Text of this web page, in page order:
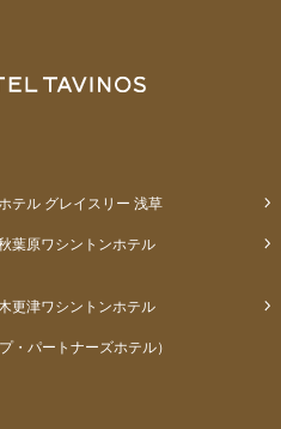
テル グレイスリー 浅草
葉原ワシントンホテル
更津ワシントンホテル
・パートナーズホテル）